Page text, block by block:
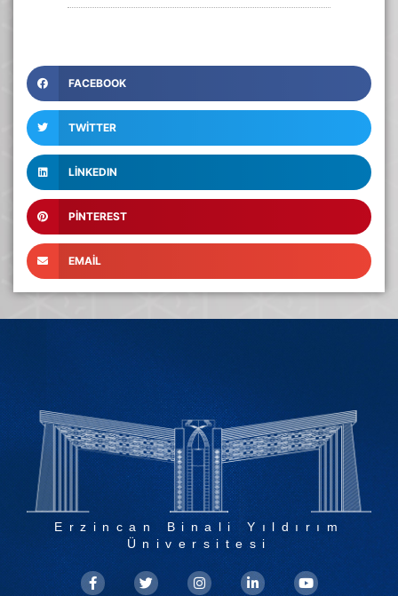
FACEBOOK
TWITTER
LINKEDIN
PINTEREST
EMAIL
Erzincan Binali Yıldırım
Üniversitesi